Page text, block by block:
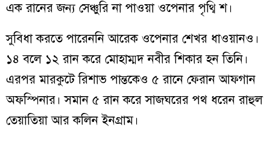
এক রানের জন্য সেঞ্চুরি না পাওয়া ওপেনার পৃথ্বি শ।
সুবিধা করতে পারেননি আরেক ওপেনার শেখর ধাওয়ানও।
১৪ বলে ১২ রান করে মোহাম্মদ নবীর শিকার হন তিনি।
এরপর মারকুটে রিশাভ পান্তকেও ৫ রানে ফেরান আফগান
অফস্পিনার। সমান ৫ রান করে সাজঘরের পথ ধরেন রাহুল
তেয়াতিয়া আর কলিন ইনগ্রাম।